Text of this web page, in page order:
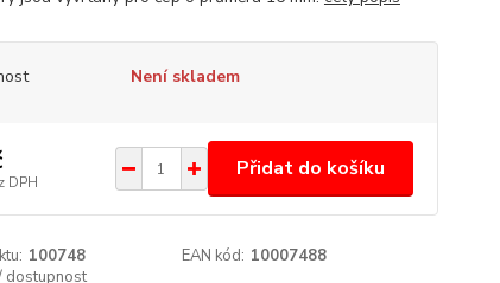
Není skladem
DPH
Přidat do košíku
100748 EAN kód: 10007488
dostupnost